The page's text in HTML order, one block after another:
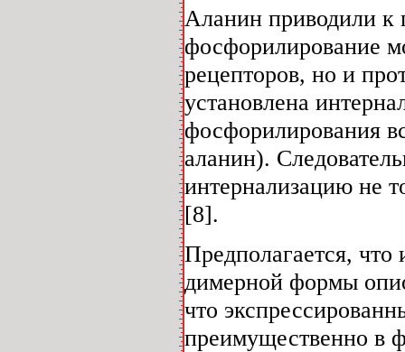
Аланин приводили к
фосфорилирование
рецепторов, но и
установлена
фосфорилирования
аланин).
интернализацию не
[8].
Предполагается, что
димерной формы
что
преимущественно в